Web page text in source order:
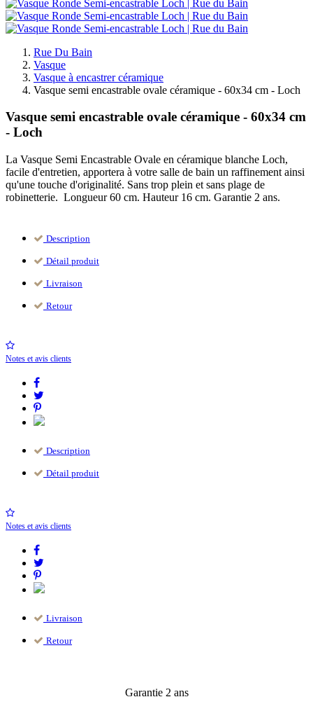
Rue Du Bain
Vasque
Vasque à encastrer céramique
Vasque semi encastrable ovale céramique - 60x34 cm - Loch
Vasque semi encastrable ovale céramique - 60x34 cm
- Loch
La Vasque Semi Encastrable Ovale en céramique blanche Loch,
facile d'entretien, apportera à votre salle de bain un raffinement ainsi
qu'une touche d'originalité. Sans trop plein et sans plage de
robinetterie. Longueur 60 cm. Hauteur 16 cm. Garantie 2 ans.
Description
Détail produit
Livraison
Retour
Notes et avis clients
Description
Détail produit
Notes et avis clients
Livraison
Retour
Garantie 2 ans